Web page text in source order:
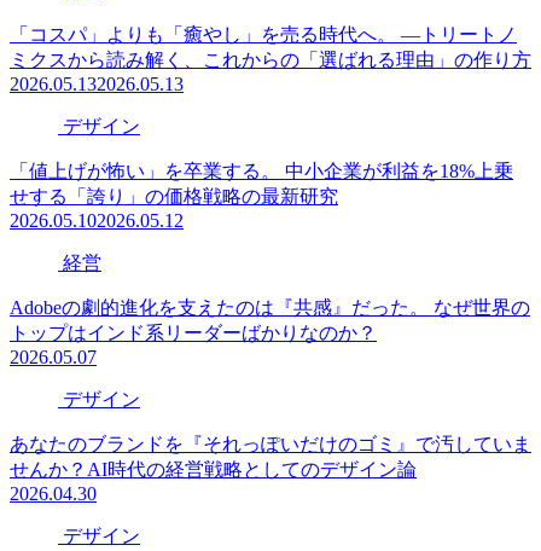
「コスパ」よりも「癒やし」を売る時代へ。 —トリートノ
ミクスから読み解く、これからの「選ばれる理由」の作り方
2026.05.132026.05.13
デザイン
「値上げが怖い」を卒業する。 中小企業が利益を18%上乗
せする「誇り」の価格戦略の最新研究
2026.05.102026.05.12
経営
Adobeの劇的進化を支えたのは『共感』だった。 なぜ世界の
トップはインド系リーダーばかりなのか？
2026.05.07
デザイン
あなたのブランドを『それっぽいだけのゴミ』で汚していま
せんか？AI時代の経営戦略としてのデザイン論
2026.04.30
デザイン